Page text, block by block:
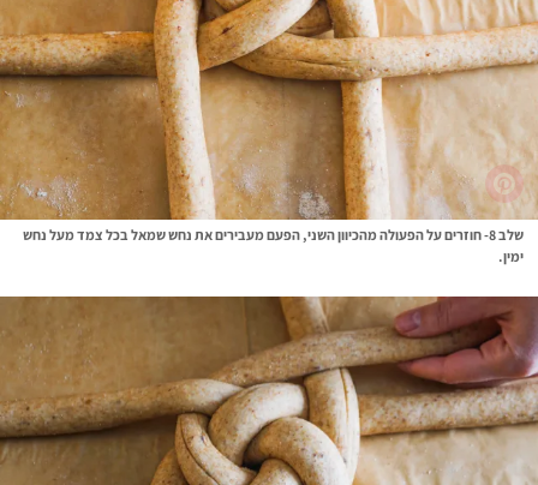
שלב 8- חוזרים על הפעולה מהכיוון השני, הפעם מעבירים את נחש שמאל בכל צמד מעל נחש
ימין.